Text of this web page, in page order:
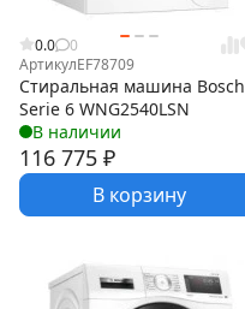
0.0
0
АртикулEF78709
Стиральная машина Bosch
Serie 6 WNG2540LSN
В наличии
116 775 ₽
В корзину